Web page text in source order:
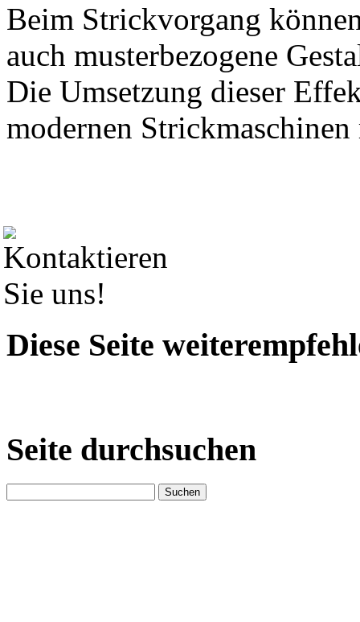
Beim Strickvorgang
auch musterbezogene
Die Umsetzung dieser
modernen Strickmaschinen
Diese Seite
Seite durchsuchen
nach: